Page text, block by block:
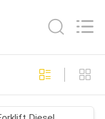
Berat
279